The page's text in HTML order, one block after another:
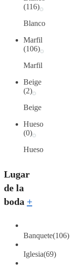
(116)
Blanco
Marfil
(106)
Marfil
Beige
(2)
Beige
Hueso
(0)
Hueso
Lugar
de la
boda +
Banquete(106)
Iglesia(69)